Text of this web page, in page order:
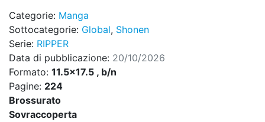
Categorie: Manga
Sottocategorie: Global, Shonen
Serie: RIPPER
Data di pubblicazione: 20/10/2026
Formato: 11.5x17.5 , b/n
Pagine: 224
Brossurato
Sovraccoperta